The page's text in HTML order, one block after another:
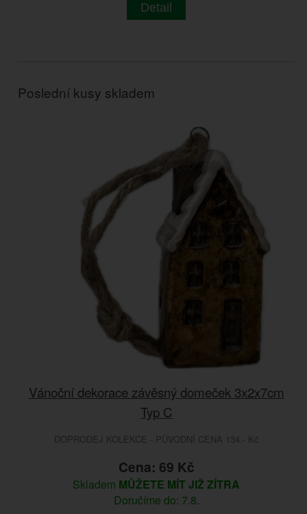
Detail
Poslední kusy skladem
Vánoční dekorace závěsný domeček 3x2x7cm
Typ C
DOPRODEJ KOLEKCE - PŮVODNÍ CENA 134.- Kč
Cena: 69 Kč
Skladem MŮŽETE MÍT JIŽ ZÍTRA
Doručíme do: 7.8.